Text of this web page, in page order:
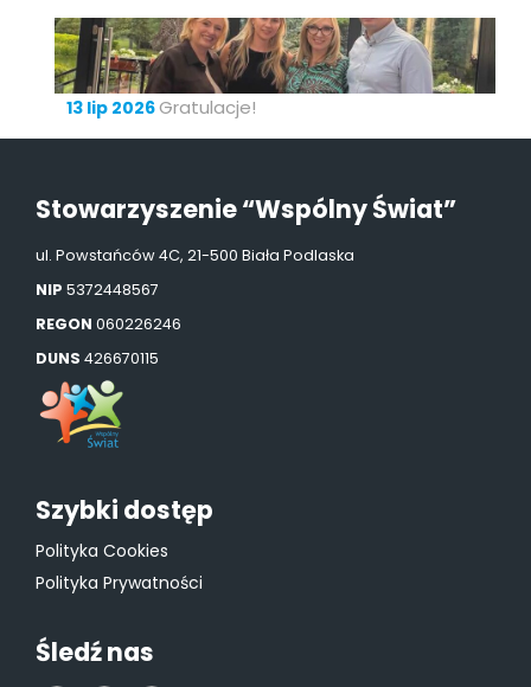
13 lip 2026 Gratulacje!
Stowarzyszenie “Wspólny Świat”
ul. Powstańców 4C, 21-500 Biała Podlaska
NIP 5372448567
REGON 060226246
DUNS 426670115
Szybki dostęp
Polityka Cookies
Polityka Prywatności
Śledź nas